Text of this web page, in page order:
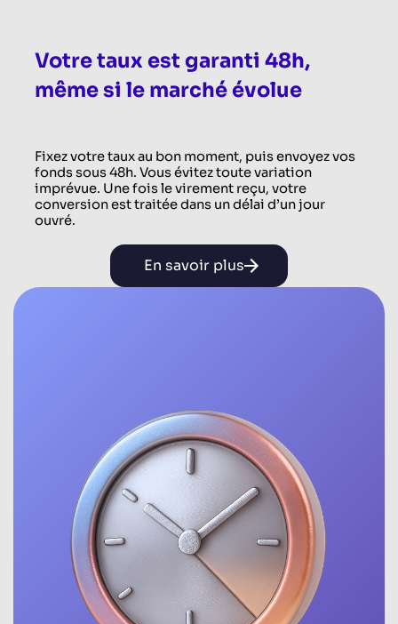
Votre taux est garanti 48h,
même si le marché évolue
Fixez votre taux au bon moment, puis envoyez vos
fonds sous 48h. Vous évitez toute variation
imprévue. Une fois le virement reçu, votre
conversion est traitée dans un délai d’un jour
ouvré.
En savoir plus